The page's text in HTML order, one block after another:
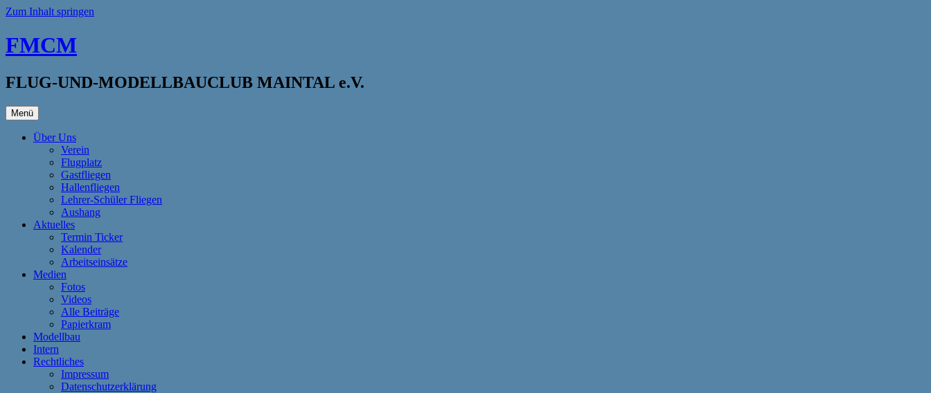
Zum Inhalt springen
FMCM
FLUG-UND-MODELLBAUCLUB MAINTAL e.V.
Menü
Über Uns
Verein
Flugplatz
Gastfliegen
Hallenfliegen
Lehrer-Schüler Fliegen
Aushang
Aktuelles
Termin Ticker
Kalender
Arbeitseinsätze
Medien
Fotos
Videos
Alle Beiträge
Papierkram
Modellbau
Intern
Rechtliches
Impressum
Datenschutzerklärung